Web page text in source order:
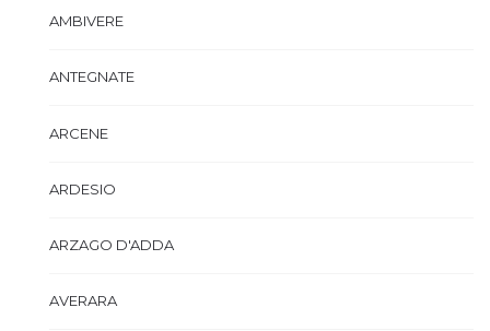
AMBIVERE
ANTEGNATE
ARCENE
ARDESIO
ARZAGO D'ADDA
AVERARA